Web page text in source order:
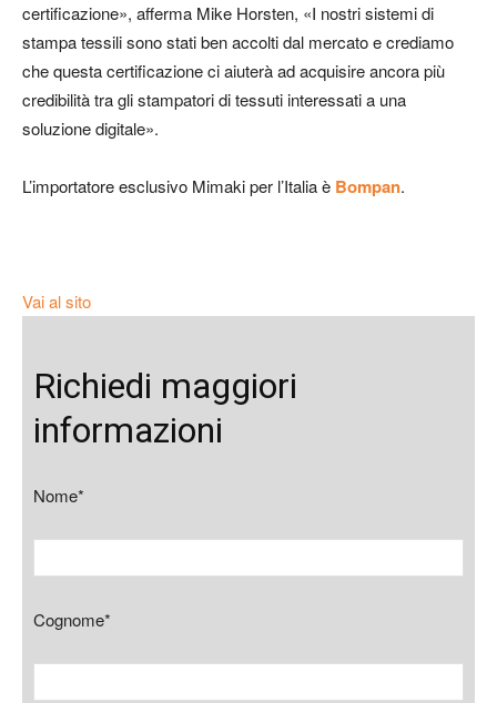
certificazione», afferma Mike Horsten, «I nostri sistemi di
stampa tessili sono stati ben accolti dal mercato e crediamo
che questa certificazione ci aiuterà ad acquisire ancora più
credibilità tra gli stampatori di tessuti interessati a una
soluzione digitale».
L’importatore esclusivo Mimaki per l’Italia è Bompan.
Vai al sito
Richiedi maggiori
informazioni
Nome*
Cognome*